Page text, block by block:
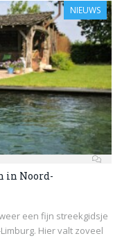
NIEUWS
in Noord-
een fijn streekgidsje
Hier valt zoveel